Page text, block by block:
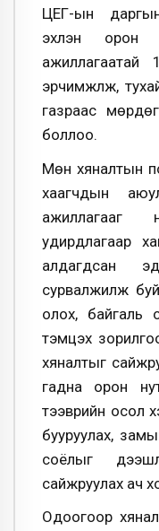
ЦЕГ-ын
эхлэн орон
ажиллагаатай
эрчимжүүлж,
газраас
боллоо.
Мөн хяналтын
хаагчдын
ажиллагааг
удирдлагаар
алдагдсан
сурвалжилж
олох, байгаль
тэмцэх
хяналтыг
гадна орон
тээврийн осол
бууруулах,
соёлыг
сайжруулах ач
Одоогоор